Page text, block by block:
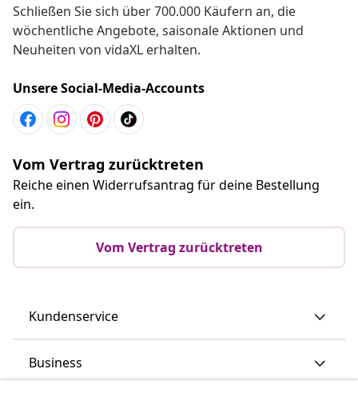
Schließen Sie sich über 700.000 Käufern an, die
wöchentliche Angebote, saisonale Aktionen und
Neuheiten von vidaXL erhalten.
Unsere Social-Media-Accounts
Vom Vertrag zurücktreten
Reiche einen Widerrufsantrag für deine Bestellung
ein.
Vom Vertrag zurücktreten
Kundenservice
Business